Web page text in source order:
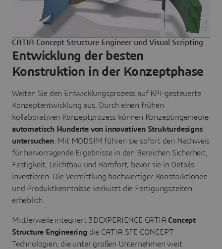
Entwicklung der besten
Konstruktion in der Konzeptphase
Weiten Sie den Entwicklungsprozess auf KPI-gesteuerte
Konzeptentwicklung aus. Durch einen frühen
kollaborativen Konzeptprozess können Konzeptingenieure
automatisch Hunderte von innovativen Strukturdesigns
untersuchen. Mit MODSIM führen sie sofort den Nachweis
für hervorragende Ergebnisse in den Bereichen Sicherheit,
Festigkeit, Leichtbau und Komfort, bevor sie in Details
investieren. Die Vermittlung hochwertiger Konstruktionen
und Produktkenntnisse verkürzt die Fertigungszeiten
erheblich.
Mittlerweile integriert 3DEXPERIENCE CATIA Concept
Structure Engineering die CATIA SFE CONCEPT
Technologien, die unter großen Unternehmen weit
CATIA Concept Structure Engineer und Visual Scripting